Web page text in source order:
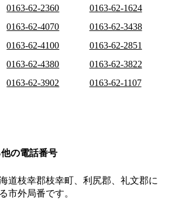
0163-62-2360
0163-62-1624
0163-62-4070
0163-62-3438
0163-62-4100
0163-62-2851
0163-62-4380
0163-62-3822
0163-62-3902
0163-62-1107
の電話番号
道枝幸郡枝幸町、利尻郡、礼文郡に
市外局番です。